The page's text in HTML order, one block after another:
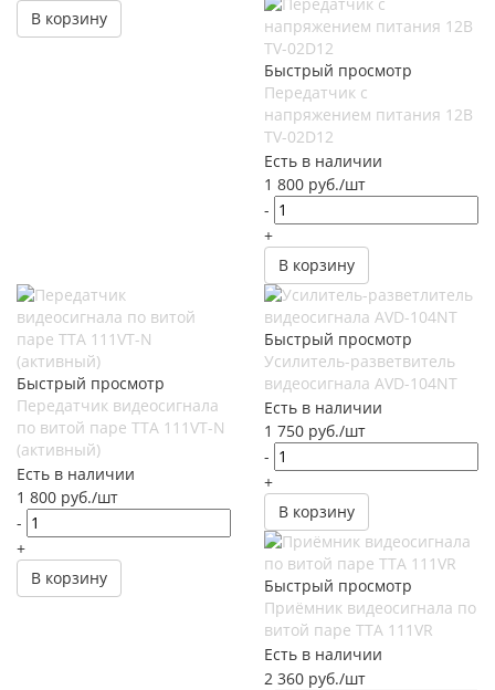
В корзину
Быстрый просмотр
Передатчик с
напряжением питания 12В
TV-02D12
Есть в наличии
1 800 руб./шт
-
+
В корзину
Быстрый просмотр
Передатчик видеосигнала
по витой паре ТТА 111VT-N
(активный)
Есть в наличии
1 800 руб./шт
-
+
В корзину
Быстрый просмотр
Усилитель-разветвитель
видеосигнала AVD-104NT
Есть в наличии
1 750 руб./шт
-
+
В корзину
Быстрый просмотр
Приёмник видеосигнала по
витой паре ТТА 111VR
Есть в наличии
2 360 руб./шт